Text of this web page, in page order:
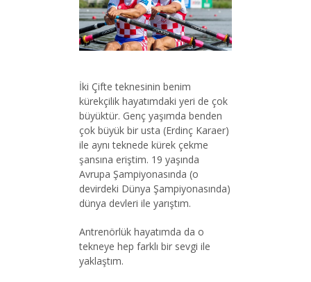
İki Çifte teknesinin benim
kürekçilik hayatımdaki yeri de çok
büyüktür. Genç yaşımda benden
çok büyük bir usta (Erdinç Karaer)
ile aynı teknede kürek çekme
şansına eriştim. 19 yaşında
Avrupa Şampiyonasında (o
devirdeki Dünya Şampiyonasında)
dünya devleri ile yarıştım.
Antrenörlük hayatımda da o
tekneye hep farklı bir sevgi ile
yaklaştım.